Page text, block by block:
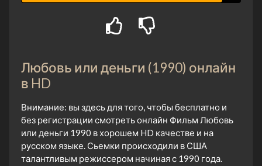
Любовь или деньги (1990) онлайн
в HD
Внимание: вы здесь для того, чтобы бесплатно и
без регистрации смотреть онлайн Фильм Любовь
или деньги 1990 в хорошем HD качестве и на
русском языке. Сьемки происходили в США
талантливым режиссером начиная с 1990 года.